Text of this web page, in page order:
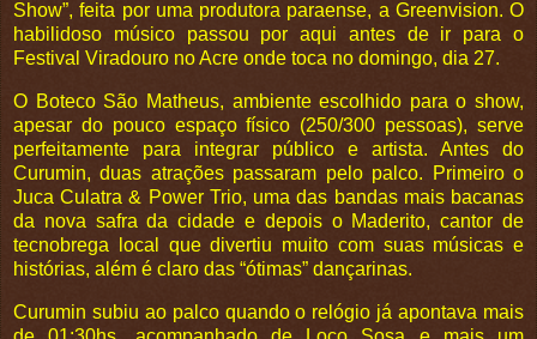
Show”, feita por uma produtora paraense, a Greenvision. O
habilidoso músico passou por aqui antes de ir para o
Festival Viradouro no Acre onde toca no domingo, dia 27.
O Boteco São Matheus, ambiente escolhido para o show,
apesar do pouco espaço físico (250/300 pessoas), serve
perfeitamente para integrar público e artista. Antes do
Curumin, duas atrações passaram pelo palco. Primeiro o
Juca Culatra & Power Trio, uma das bandas mais bacanas
da nova safra da cidade e depois o Maderito, cantor de
tecnobrega local que divertiu muito com suas músicas e
histórias, além é claro das “ótimas” dançarinas.
Curumin subiu ao palco quando o relógio já apontava mais